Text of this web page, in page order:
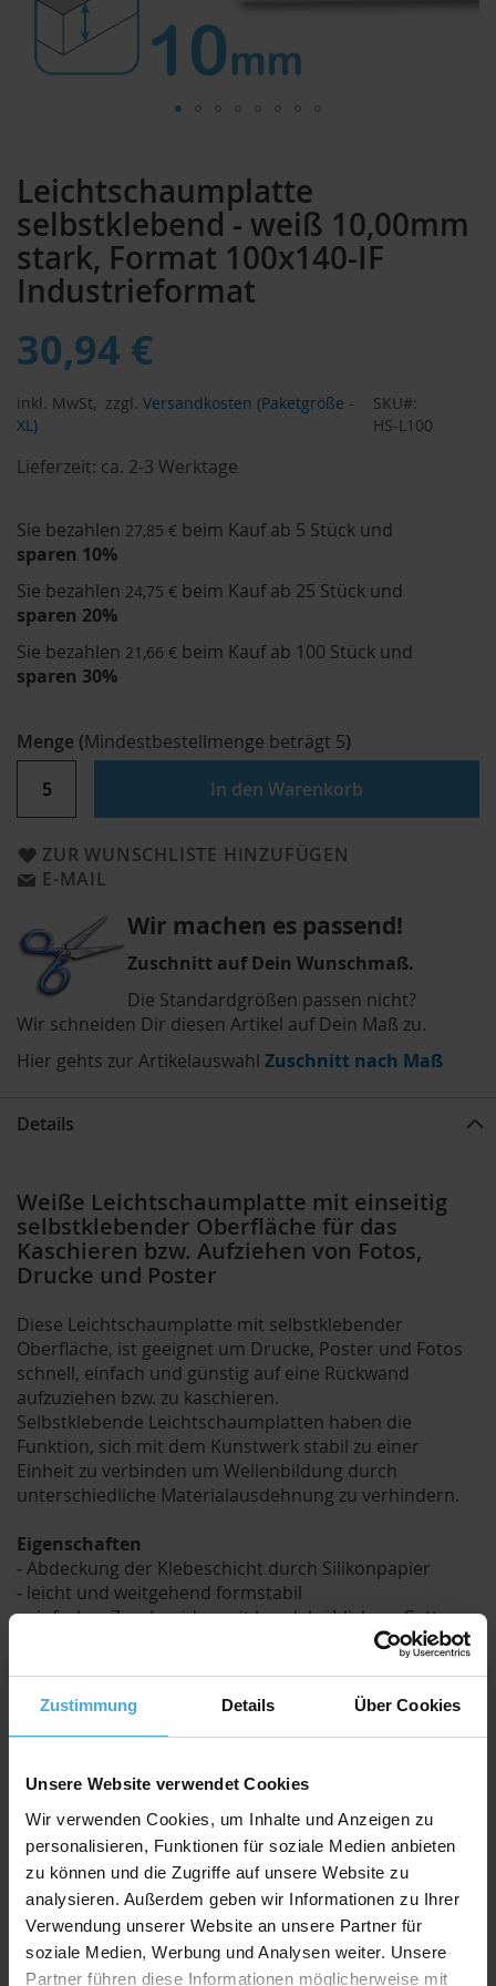
Zustimmung Details Über Cookies
Unsere Website verwendet Cookies
Wir verwenden Cookies, um Inhalte und Anzeigen zu
personalisieren, Funktionen für soziale Medien anbieten
zu können und die Zugriffe auf unsere Website zu
analysieren. Außerdem geben wir Informationen zu Ihrer
Verwendung unserer Website an unsere Partner für
soziale Medien, Werbung und Analysen weiter. Unsere
Partner führen diese Informationen möglicherweise mit
Leichtschaumplatte
selbstklebend - weiß 10,00mm
stark, Format 100x140-IF
Industrieformat
30,94 €
inkl. MwSt, zzgl. Versandkosten (Paketgröße -
XL)
SKU
HS-L100
Lieferzeit: ca. 2-3 Werktage
Sie bezahlen 27,85 € beim Kauf ab 5 Stück und
sparen 10%
Sie bezahlen 24,75 € beim Kauf ab 25 Stück und
sparen 20%
Sie bezahlen 21,66 € beim Kauf ab 100 Stück und
sparen 30%
Menge (Mindestbestellmenge beträgt 5)
In den Warenkorb
ZUR WUNSCHLISTE HINZUFÜGEN
E-MAIL
Wir machen es passend!
Zuschnitt auf Dein Wunschmaß.
Die Standardgrößen passen nicht?
Wir schneiden Dir diesen Artikel auf Dein Maß zu.
Hier gehts zur Artikelauswahl Zuschnitt nach Maß
der
Bildergalerie
springen
Details
Weiße Leichtschaumplatte mit einseitig
selbstklebender Oberfläche für das
Kaschieren bzw. Aufziehen von Fotos,
Drucke und Poster
Diese Leichtschaumplatte mit selbstklebender
Oberfläche, ist geeignet um Drucke, Poster und Fotos
schnell, einfach und günstig auf eine Rückwand
aufzuziehen bzw. zu kaschieren.
Selbstklebende Leichtschaumplatten haben die
Funktion, sich mit dem Kunstwerk stabil zu einer
Einheit zu verbinden um Wellenbildung durch
unterschiedliche Materialausdehnung zu verhindern.
Eigenschaften
- Abdeckung der Klebeschicht durch Silikonpapier
- leicht und weitgehend formstabil
- einfaches Zuschneiden mit handelsüblichem Cutter-
- Drucke, Poster und Fotos
- Displays und Präsentationen
Verarbeitung
Lagern Sie Kunstdrucke und selbstklebende
Leichtschaumplatten unter gleichen klimatischen
Bedingungen. Unterschiedliche Feuchtigkeit kann zu
Blasen- und Faltenbildung führen. Die Rückseite des
Aufziehobjekts muss trocken und sauber sein.
Aufgrund der veränderbaren Planlage durch
Klimaschwankungen bei Karton, empfehlen wir für